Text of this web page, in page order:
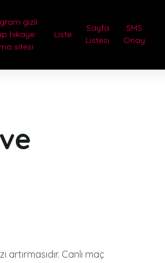
gizli
hikaye
sitesi
Liste
Sayfa
Listesi
SMS
Onay
Canlı maç